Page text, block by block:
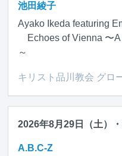
池田綾子
Ayako Ikeda featuring
Echoes of Vienna 〜A
～
キリスト品川教会 グロ
2026年8月29日（土）・
A.B.C-Z